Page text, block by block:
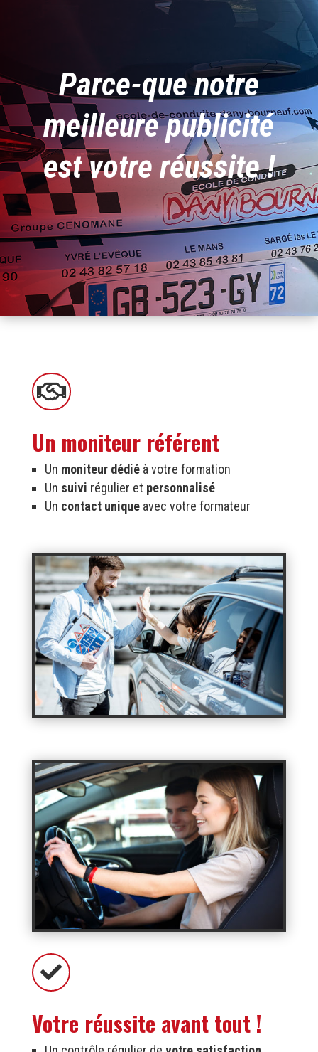
Parce-que notre
meilleure publicité
est votre réussite !

Un moniteur référent
Un moniteur dédiéà votre formation
Un suivi régulier et personnalisé
Un contact uniqueavec votre formateur

Votre réussite avant tout !